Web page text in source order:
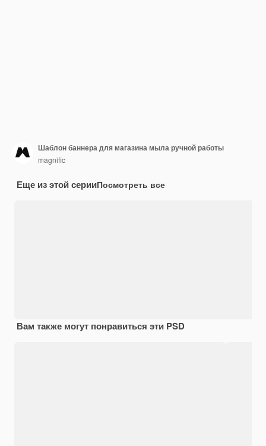
Шаблон баннера для магазина мыла ручной работы
magnific
Еще из этой серииПосмотреть все
Вам также могут понравиться эти PSD